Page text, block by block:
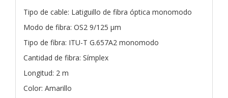
Tipo de cable: Latiguillo de fibra óptica monomodo
Modo de fibra: OS2 9/125 µm
Tipo de fibra: ITU-T G.657A2 monomodo
Cantidad de fibra: Símplex
Longitud: 2 m
Color: Amarillo